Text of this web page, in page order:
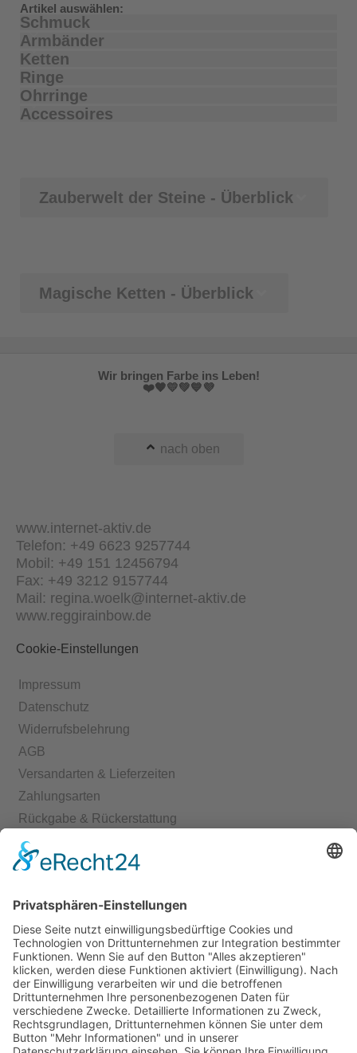
Artikel auswählen:
Schmuck
Armbänder
Ketten
Ringe
Ohrringe
Accessoires
Zauberwelt der Steine - Überblick
Magische Ketten - Überblick
Wir bringen Farbe ins Leben!
❤️🧡💛💚💙💜
nach oben
www.internet-aktiv.de
Telefon: +49 6623 9257744
Mobil: +49 151 12456794
Fax: +49 3212 9157744
Mail: regina.woelk@internet-aktiv.de
www.reggirainbow.de
Cookie-Einstellungen
Impressum
Datenschutz
Widerrufsbelehrung
AGB
Versandarten & Lieferzeiten
Zahlungsarten
Rückgabe & Rückerstattung
Echtheit von Bewertungen
Kontakt
Shop
Mein Konto
Warenkorb
Kasse
Vertrag widerrufen